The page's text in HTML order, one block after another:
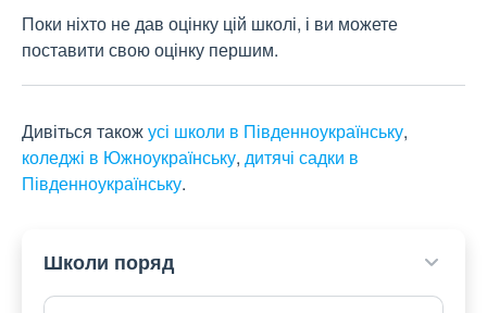
Поки ніхто не дав оцінку цій школі, і ви можете
поставити свою оцінку першим.
Дивіться такожусі школи в Південноукраїнську,
коледжі в Южноукраїнську, дитячі садки в
Південноукраїнську.
Школи поряд